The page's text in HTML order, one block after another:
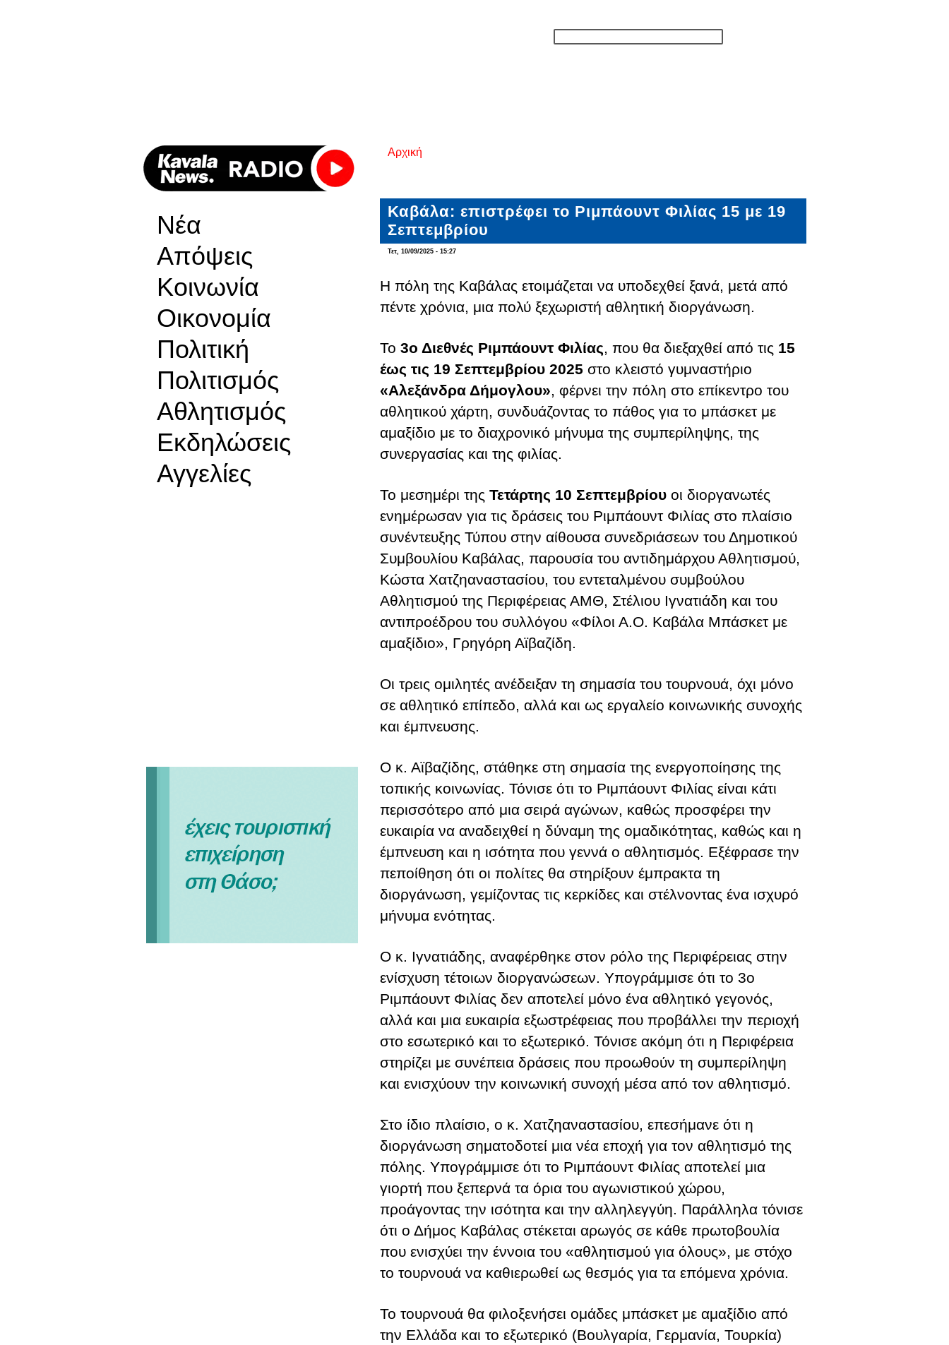
Νέα
Απόψεις
Κοινωνία
Οικονομία
Πολιτική
Πολιτισμός
Αθλητισμός
Εκδηλώσεις
Αγγελίες
Είστε εδώ
Αρχική
Καβάλα: επιστρέφει το Ριμπάουντ Φιλίας 15 με 19
Σεπτεμβρίου
Τετ, 10/09/2025 - 15:27
Η πόλη της Καβάλας ετοιμάζεται να υποδεχθεί ξανά, μετά από
πέντε χρόνια, μια πολύ ξεχωριστή αθλητική διοργάνωση.
Το 3ο Διεθνές Ριμπάουντ Φιλίας, που θα διεξαχθεί από τις 15
έως τις 19 Σεπτεμβρίου 2025 στο κλειστό γυμναστήριο
«Αλεξάνδρα Δήμογλου», φέρνει την πόλη στο επίκεντρο του
αθλητικού χάρτη, συνδυάζοντας το πάθος για το μπάσκετ με
αμαξίδιο με το διαχρονικό μήνυμα της συμπερίληψης, της
συνεργασίας και της φιλίας.
Το μεσημέρι της Τετάρτης 10 Σεπτεμβρίου οι διοργανωτές
ενημέρωσαν για τις δράσεις του Ριμπάουντ Φιλίας στο πλαίσιο
συνέντευξης Τύπου στην αίθουσα συνεδριάσεων του Δημοτικού
Συμβουλίου Καβάλας, παρουσία του αντιδημάρχου Αθλητισμού,
Κώστα Χατζηαναστασίου, του εντεταλμένου συμβούλου
Αθλητισμού της Περιφέρειας ΑΜΘ, Στέλιου Ιγνατιάδη και του
αντιπροέδρου του συλλόγου «Φίλοι Α.Ο. Καβάλα Μπάσκετ με
αμαξίδιο», Γρηγόρη Αϊβαζίδη.
Οι τρεις ομιλητές ανέδειξαν τη σημασία του τουρνουά, όχι μόνο
σε αθλητικό επίπεδο, αλλά και ως εργαλείο κοινωνικής συνοχής
και έμπνευσης.
Ο κ. Αϊβαζίδης, στάθηκε στη σημασία της ενεργοποίησης της
τοπικής κοινωνίας. Τόνισε ότι το Ριμπάουντ Φιλίας είναι κάτι
περισσότερο από μια σειρά αγώνων, καθώς προσφέρει την
ευκαιρία να αναδειχθεί η δύναμη της ομαδικότητας, καθώς και η
έμπνευση και η ισότητα που γεννά ο αθλητισμός. Εξέφρασε την
πεποίθηση ότι οι πολίτες θα στηρίξουν έμπρακτα τη
διοργάνωση, γεμίζοντας τις κερκίδες και στέλνοντας ένα ισχυρό
μήνυμα ενότητας.
Ο κ. Ιγνατιάδης, αναφέρθηκε στον ρόλο της Περιφέρειας στην
ενίσχυση τέτοιων διοργανώσεων. Υπογράμμισε ότι το 3ο
Ριμπάουντ Φιλίας δεν αποτελεί μόνο ένα αθλητικό γεγονός,
αλλά και μια ευκαιρία εξωστρέφειας που προβάλλει την περιοχή
στο εσωτερικό και το εξωτερικό. Τόνισε ακόμη ότι η Περιφέρεια
στηρίζει με συνέπεια δράσεις που προωθούν τη συμπερίληψη
και ενισχύουν την κοινωνική συνοχή μέσα από τον αθλητισμό.
Στο ίδιο πλαίσιο, ο κ. Χατζηαναστασίου, επεσήμανε ότι η
διοργάνωση σηματοδοτεί μια νέα εποχή για τον αθλητισμό της
πόλης. Υπογράμμισε ότι το Ριμπάουντ Φιλίας αποτελεί μια
γιορτή που ξεπερνά τα όρια του αγωνιστικού χώρου,
προάγοντας την ισότητα και την αλληλεγγύη. Παράλληλα τόνισε
ότι ο Δήμος Καβάλας στέκεται αρωγός σε κάθε πρωτοβουλία
που ενισχύει την έννοια του «αθλητισμού για όλους», με στόχο
το τουρνουά να καθιερωθεί ως θεσμός για τα επόμενα χρόνια.
Το τουρνουά θα φιλοξενήσει ομάδες μπάσκετ με αμαξίδιο από
την Ελλάδα και το εξωτερικό (Βουλγαρία, Γερμανία, Τουρκία)